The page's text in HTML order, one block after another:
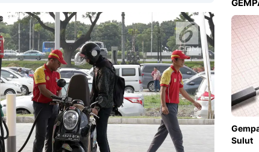
Copy Link
Sulut